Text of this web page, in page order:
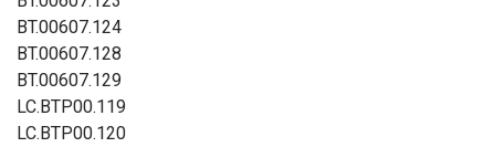
BT.00607.124
BT.00607.128
BT.00607.129
LC.BTP00.119
LC.BTP00.120